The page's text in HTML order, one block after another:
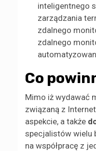
inteligentnego
zarządzania
zdalnego
zdalnego
Co
Mimo iż wydawać
związaną z
aspekcie, a także
specjalistów wielu
na współpracę z